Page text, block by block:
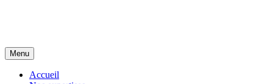
Menu
Accueil